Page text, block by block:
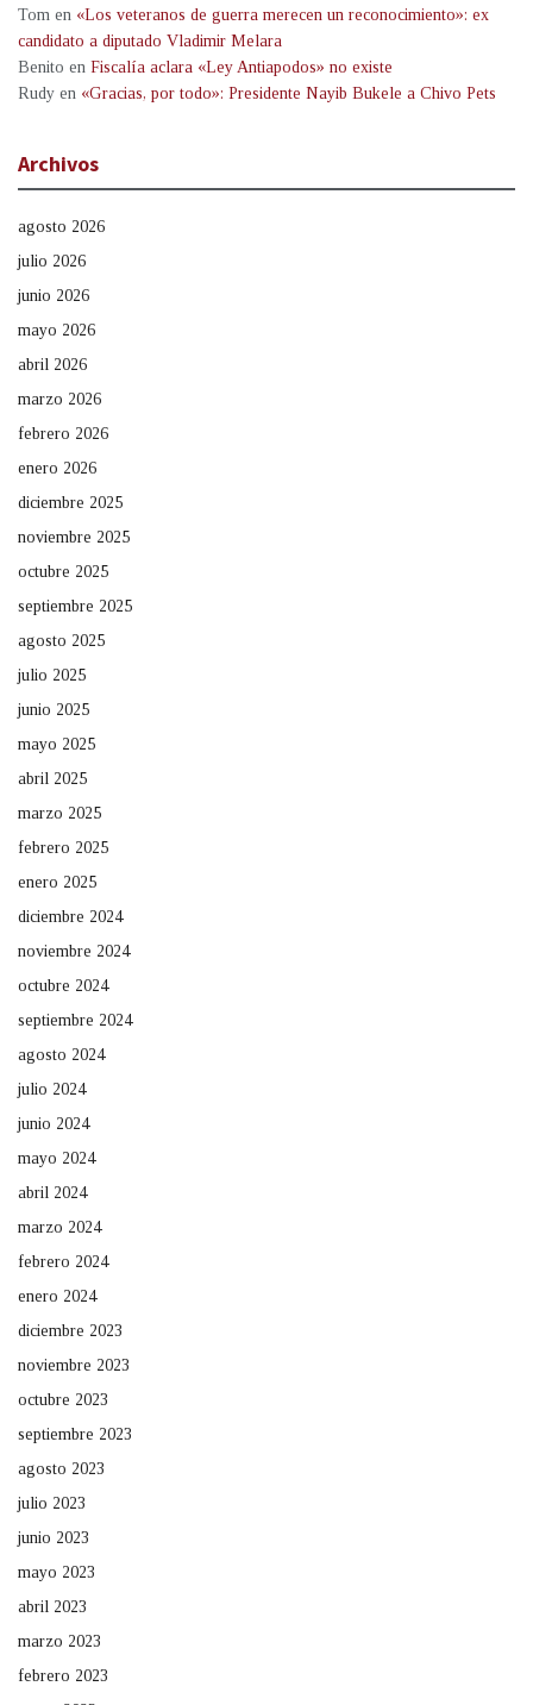
Tom en «Los veteranos de guerra merecen un reconocimiento»: ex
candidato a diputado Vladimir Melara
Benito en Fiscalía aclara «Ley Antiapodos» no existe
Rudy en «Gracias, por todo»: Presidente Nayib Bukele a Chivo Pets
Archivos
agosto 2026
julio 2026
junio 2026
mayo 2026
abril 2026
marzo 2026
febrero 2026
enero 2026
diciembre 2025
noviembre 2025
octubre 2025
septiembre 2025
agosto 2025
julio 2025
junio 2025
mayo 2025
abril 2025
marzo 2025
febrero 2025
enero 2025
diciembre 2024
noviembre 2024
octubre 2024
septiembre 2024
agosto 2024
julio 2024
junio 2024
mayo 2024
abril 2024
marzo 2024
febrero 2024
enero 2024
diciembre 2023
noviembre 2023
octubre 2023
septiembre 2023
agosto 2023
julio 2023
junio 2023
mayo 2023
abril 2023
marzo 2023
febrero 2023